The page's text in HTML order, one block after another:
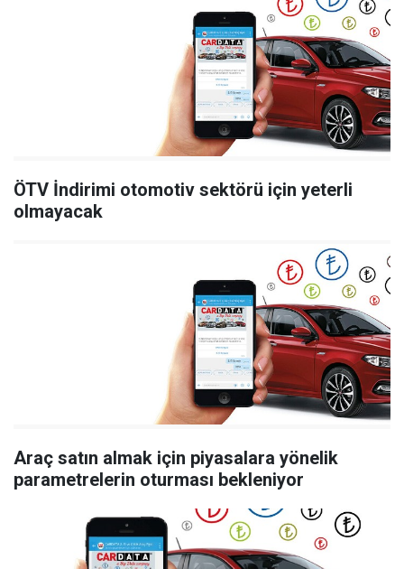
ÖTV İndirimi otomotiv sektörü için yeterli
olmayacak
Araç satın almak için piyasalara yönelik
parametrelerin oturması bekleniyor